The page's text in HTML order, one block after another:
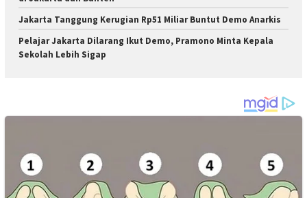
Jakarta Tanggung Kerugian Rp51 Miliar Buntut Demo Anarkis
Pelajar Jakarta Dilarang Ikut Demo, Pramono Minta Kepala
Sekolah Lebih Sigap